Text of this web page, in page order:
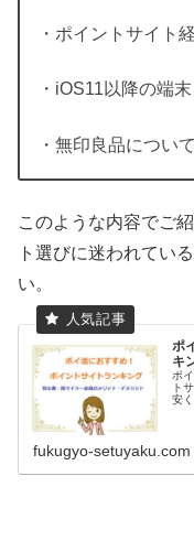
・ポイントサイト
・iOS11以降の端
・無印良品について
このような内容でご
ト選びに迷われてい
い。
ポ
キ
ポ
ト
安
fukugyo-setuyaku.com